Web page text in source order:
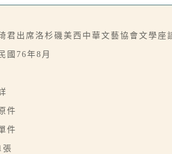
君出席洛杉磯美西中華文藝協會文學座
國76年8月
件
件
張